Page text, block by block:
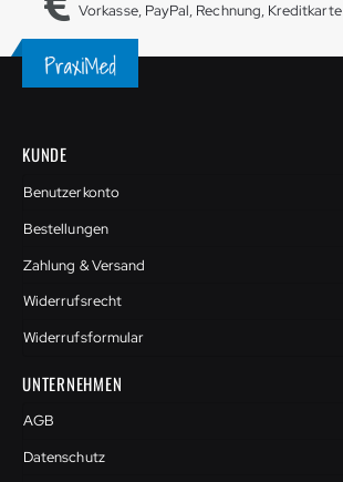
Vorkasse, PayPal, Rechnung, Kreditkarte
KUNDE
Benutzerkonto
Bestellungen
Zahlung & Versand
Widerrufsrecht
Widerrufsformular
UNTERNEHMEN
AGB
Datenschutz